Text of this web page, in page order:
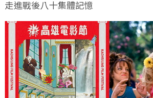
走進戰後八十集體記憶